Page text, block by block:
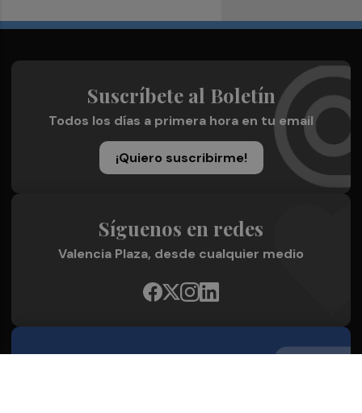
Suscríbete al Boletín
Todos los días a primera hora en tu email
¡Quiero suscribirme!
Síguenos en redes
Valencia Plaza, desde cualquier medio
Quienes Somos